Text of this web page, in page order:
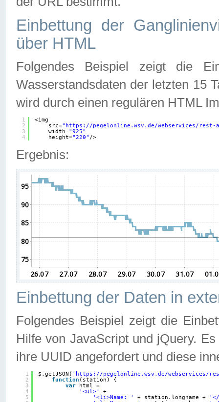
Einbettung der
über HTML
Folgendes Beispiel zeigt die
Wasserstandsdaten der letzten 15
wird durch einen regulären HTML
1
2
3
4
<img
src=" https://pegelonline.wsv.de/webservices/rest-
width="925"
height="220" />
Ergebnis:
Einbettung der Daten in
Folgendes Beispiel zeigt die
Hilfe von JavaScript und jQuery.
ihre UUID angefordert und diese
1
2
3
4
5
$.getJSON( ' https://pegelonline.wsv.de/webservices/
function (station) {
var
html =
'<ul>'
+
'<li>Name: '
+ station.longname +